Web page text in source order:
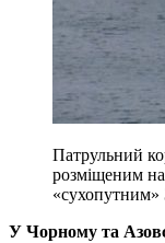
Патрульний
розміщеним
У Чорному та